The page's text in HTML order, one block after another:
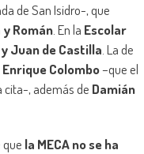
de San Isidro-, que
Román. En la Escolar
Juan de Castilla . La de
Colombo–que el
cita-, además de Damián
que la MECA no se ha